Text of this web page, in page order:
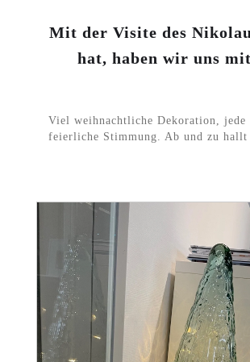
Mit der Visite des
hat, haben wir uns
Viel weihnachtliche Dekoration, jede
feierliche Stimmung. Ab und zu hallt